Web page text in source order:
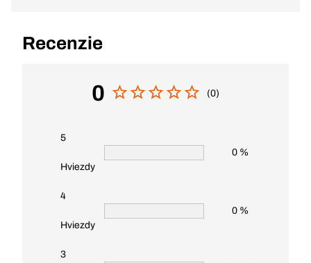
Recenzie
0 (0)
5
Hviezdy
0 %
4
Hviezdy
0 %
3